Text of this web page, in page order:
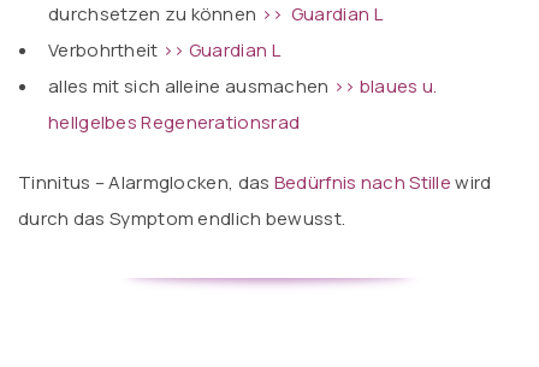
durchsetzen zu können >> Guardian L
Verbohrtheit >> Guardian L
alles mit sich alleine ausmachen >> blaues u.
hellgelbes Regenerationsrad
Tinnitus – Alarmglocken, das Bedürfnis nach Stillewird
durch das Symptom endlich bewusst.